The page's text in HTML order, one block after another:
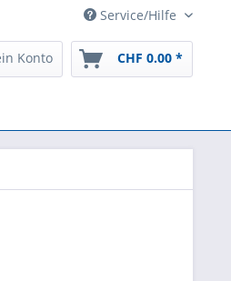
Service/Hilfe
Konto CHF 0.00 *